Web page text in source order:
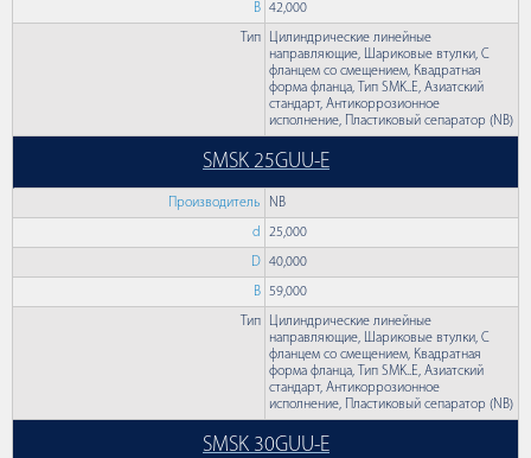
B 42,000
Тип
Цилиндрические линейные
направляющие, Шариковые втулки, С
фланцем со смещением, Квадратная
форма фланца, Тип SMK..E, Азиатский
стандарт, Антикоррозионное
исполнение, Пластиковый сепаратор (NB)
SMSK 25GUU-E
Производитель NB
d 25,000
D 40,000
B 59,000
Тип
Цилиндрические линейные
направляющие, Шариковые втулки, С
фланцем со смещением, Квадратная
форма фланца, Тип SMK..E, Азиатский
стандарт, Антикоррозионное
исполнение, Пластиковый сепаратор (NB)
SMSK 30GUU-E